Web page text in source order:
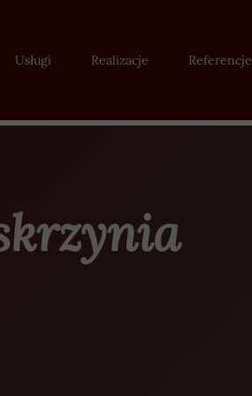
Usługi Realizacje Referencje